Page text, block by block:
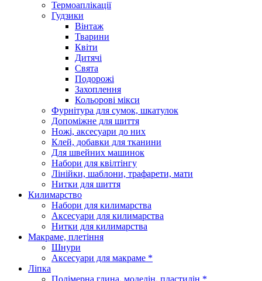
Термоаплікації
Гудзики
Вінтаж
Тварини
Квіти
Дитячі
Свята
Подорожі
Захоплення
Кольорові мікси
Фурнітура для сумок, шкатулок
Допоміжне для шиття
Ножі, аксесуари до них
Клей, добавки для тканини
Для швейних машинок
Набори для квілтінгу
Лінійки, шаблони, трафарети, мати
Нитки для шиття
Килимарство
Набори для килимарства
Аксесуари для килимарства
Нитки для килимарства
Макраме, плетіння
Шнури
Аксесуари для макраме *
Ліпка
Полімерна глина, моделін, пластилін *